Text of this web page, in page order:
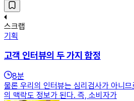
스크랩
기획
고객 인터뷰의 두 가지 함정
8분
물론 우리의 인터뷰는 심리검사가 아니
의 맥락도 정보가 된다. 즉, 소비자가